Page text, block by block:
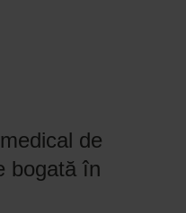
de
bogată în